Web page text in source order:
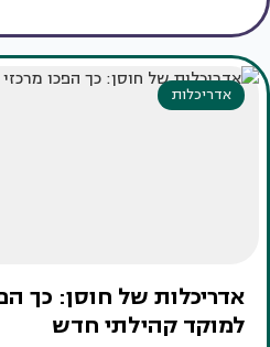
אדריכלות
אדריכלות של חוסן: כך
למוקד קהילתי חדש